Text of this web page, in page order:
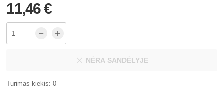
11,46 €
NĖRA SANDĖLYJE
Turimas kiekis: 0